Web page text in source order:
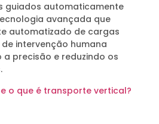
guiados automaticamente
avançada que
automatizado de cargas
intervenção humana
precisão e reduzindo os
o que é transporte vertical?